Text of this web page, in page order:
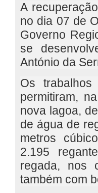
A
no dia 07 de
Governo
se
António da
Os
permitiram,
nova lagoa,
de água de
metros
2.195
regada, nos
também com